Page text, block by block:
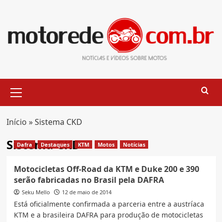
content
Menu
Início »Sistema CKD
Sistema CKD
Dafra Destaques KTM Motos Notícias
Motocicletas Off-Road da KTM e Duke 200 e 390
serão fabricadas no Brasil pela DAFRA
Seku Mello 12 de maio de 2014
Está oficialmente confirmada a parceria entre a austríaca
KTM e a brasileira DAFRA para produção de motocicletas